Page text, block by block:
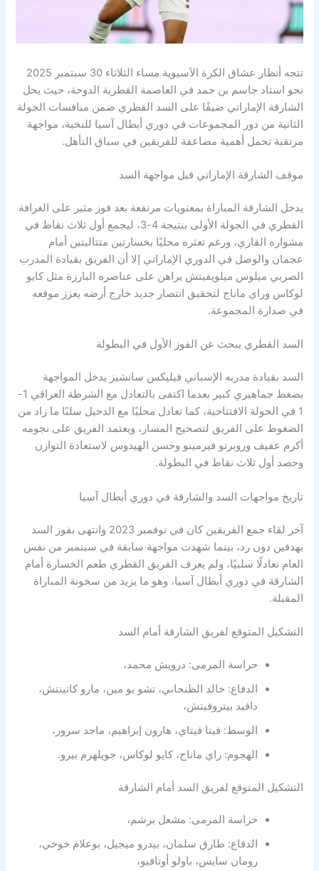
تتجه أنظار عشاق الكرة الآسيوية مساء الثلاثاء 30 سبتمبر 2025
نحو استاد جاسم بن حمد في العاصمة القطرية الدوحة، حيث يحل
الشارقة الإماراتي ضيفًا على السد القطري ضمن منافسات الجولة
الثانية من دور المجموعات في دوري أبطال آسيا للنخبة، مواجهة
مرتقبة تحمل أهمية مضاعفة للفريقين في سباق التأهل.
موقف الشارقة الإماراتي قبل مواجهة السد
يدخل الشارقة المباراة بمعنويات مرتفعة بعد فوز مثير على الغرافة
القطري في الجولة الأولى بنتيجة 4-3، ليجمع أول ثلاث نقاط في
مشواره القاري، ورغم تعثره محليًا بخسارتين متتاليتين أمام
عجمان والوصل في الدوري الإماراتي إلا أن الفريق بقيادة المدرب
الصربي ميلوس ميلويفيتش يراهن على عناصره البارزة مثل كايو
لوكاس وراي ماناج لتحقيق انتصار جديد خارج أرضه يعزز موقعه
في صدارة المجموعة.
السد القطري يبحث عن الفوز الأول في البطولة
السد بقيادة مدربه الإسباني فيليكس سانشيز يدخل المواجهة
بضغط جماهيري كبير بعدما اكتفى بالتعادل مع الشرطة العراقي 1-
1 في الجولة الافتتاحية، كما تعادل محليًا مع الدحيل سلبًا ما زاد من
الضغوط على الفريق لتصحيح المسار، ويعتمد الفريق على نجومه
أكرم عفيف وروبرتو فيرمينو وحسن الهيدوس لاستعادة التوازن
وحصد أول ثلاث نقاط في البطولة.
تاريخ مواجهات السد والشارقة في دوري أبطال آسيا
آخر لقاء جمع الفريقين كان في نوفمبر 2023 وانتهى بفوز السد
بهدفين دون رد، بينما شهدت مواجهة سابقة في سبتمبر من نفس
العام تعادلًا سلبيًا، ولم يعرف الفريق القطري طعم الخسارة أمام
الشارقة في دوري أبطال آسيا، وهو ما يزيد من سخونة المباراة
المقبلة.
التشكيل المتوقع لفريق الشارقة أمام السد
حراسة المرمى: درويش محمد،
الدفاع: خالد الظنحاني، تشو يو مين، مارو كاتينتش،
دافيد بيتروفيتش،
الوسط: فيتا فيتاي، هارون إبراهيم، ماجد سرور،
الهجوم: راي ماناج، كايو لوكاس، جويلهرم بيرو.
التشكيل المتوقع لفريق السد أمام الشارقة
حراسة المرمى: مشعل برشم،
الدفاع: طارق سلمان، بيدرو ميجيل، بوعلام خوخي،
رومان سايس، باولو أوتافيو،